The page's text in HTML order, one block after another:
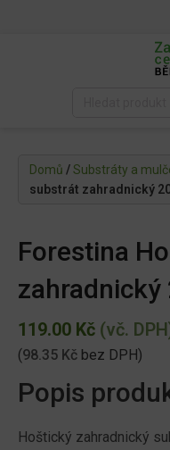
Domů /Substráty a
substrát zahradnický
Forestina
zahradnický
119.00 Kč (vč.
(98.35 Kč bez DPH)
Popis
Hoštický zahradnický